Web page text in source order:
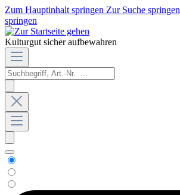
Zum Hauptinhalt springen Zur Suche springen
springen
Kulturgut sicher aufbewahren